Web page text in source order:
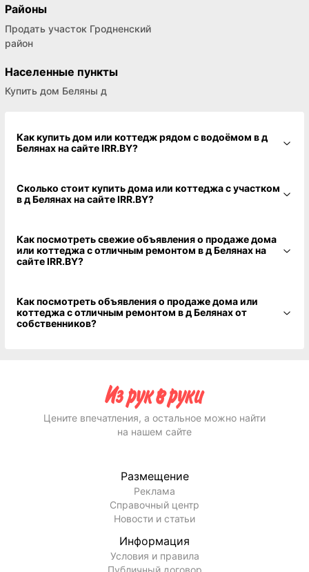
Районы
Продать участок Гродненский
район
Населенные пункты
Купить дом Беляны д
Как купить дом или коттедж рядом с водоёмом в д
Белянах на сайте IRR.BY?
Сколько стоит купить дома или коттеджа с участком
в д Белянах на сайте IRR.BY?
Как посмотреть свежие объявления о продаже дома
или коттеджа с отличным ремонтом в д Белянах на
сайте IRR.BY?
Как посмотреть объявления о продаже дома или
коттеджа с отличным ремонтом в д Белянах от
собственников?
Цените впечатления, а остальное можно найти
на нашем сайте
Размещение
Реклама
Справочный центр
Новости и статьи
Информация
Условия и правила
Публичный договор